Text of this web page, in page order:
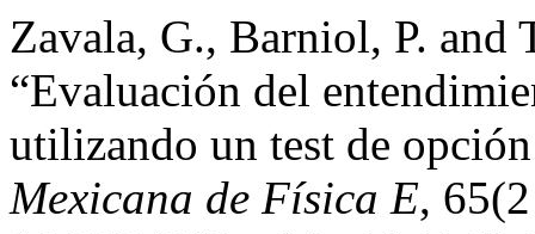
Zavala, G., Barniol, P. and
“Evaluación del
utilizando un test de
Mexicana de Física E,